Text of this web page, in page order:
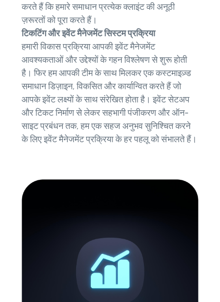
करते हैं कि हमारे समाधान प्रत्येक क्लाइंट की अनूठी
ज़रूरतों को पूरा करते हैं।
टिकटिंग और इवेंट मैनेजमेंट सिस्टम प्रक्रिया
हमारी विकास प्रक्रिया आपकी इवेंट मैनेजमेंट
आवश्यकताओं और उद्देश्यों के गहन विश्लेषण से शुरू होती
है। फिर हम आपकी टीम के साथ मिलकर एक कस्टमाइज़्ड
समाधान डिज़ाइन, विकसित और कार्यान्वित करते हैं जो
आपके इवेंट लक्ष्यों के साथ संरेखित होता है। इवेंट सेटअप
और टिकट निर्माण से लेकर सहभागी पंजीकरण और ऑन-
साइट प्रबंधन तक, हम एक सहज अनुभव सुनिश्चित करने
के लिए इवेंट मैनेजमेंट प्रक्रिया के हर पहलू को संभालते हैं।